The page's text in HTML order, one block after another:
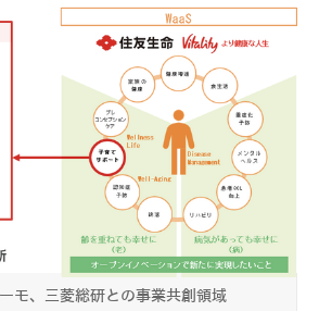
モ、三菱総研との事業共創領域